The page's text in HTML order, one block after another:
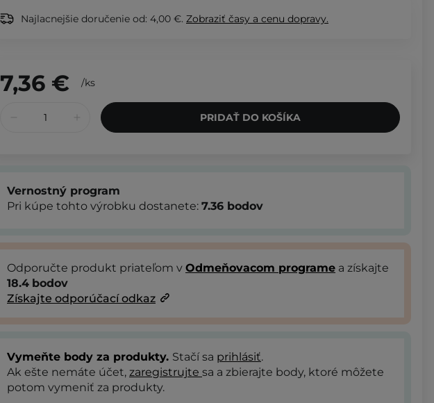
Najlacnejšie doručenie od: 4,00 €. Zobraziť časy a cenu dopravy.
7,36 € /ks
PRIDAŤ DO KOŠÍKA
Vernostný program
Pri kúpe tohto výrobku dostanete: 7.36 bodov
Odporučte produkt priateľom v Odmeňovacom programe a získajte
18.4 bodov
Získajte odporúčací odkaz
Vymeňte body za produkty. Stačí sa prihlásiť.
Ak ešte nemáte účet, zaregistrujte sa a zbierajte body, ktoré môžete
potom vymeniť za produkty.